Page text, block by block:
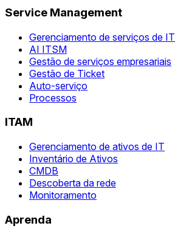
Service Management
Gerenciamento de serviços de IT
AI ITSM
Gestão de serviços empresariais
Gestão de Ticket
Auto-serviço
Processos
ITAM
Gerenciamento de ativos de IT
Inventário de Ativos
CMDB
Descoberta da rede
Monitoramento
Aprenda